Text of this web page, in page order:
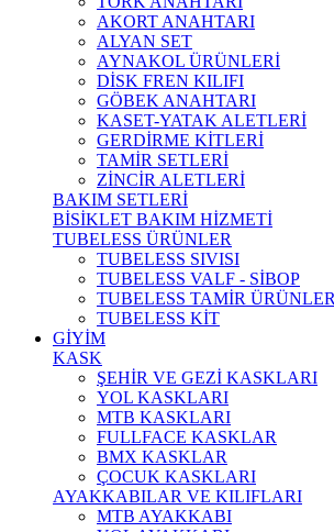
AKORT ANAHTARI
ALYAN SET
AYNAKOL ÜRÜNLERİ
DİSK FREN KILIFI
GÖBEK ANAHTARI
KASET-YATAK ALETLERİ
GERDİRME KİTLERİ
TAMİR SETLERİ
ZİNCİR ALETLERİ
BAKIM SETLERİ
BİSİKLET BAKIM HİZMETİ
TUBELESS ÜRÜNLER
TUBELESS SIVISI
TUBELESS VALF - SİBOP
TUBELESS TAMİR
TUBELESS KİT
GİYİM
KASK
ŞEHİR VE GEZİ KASKLARI
YOL KASKLARI
MTB KASKLARI
FULLFACE KASKLAR
BMX KASKLAR
ÇOCUK KASKLARI
AYAKKABILAR VE KILIFLARI
MTB AYAKKABI